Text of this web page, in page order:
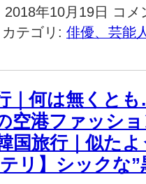
2018年10月19日
韓
国
旅
｜
ソ
ジ
ン】
イ
ン
コメ
カテゴリ: 俳優、芸能
｜何は無くと
空港ファッシ
国旅行｜似た
リ】シックな